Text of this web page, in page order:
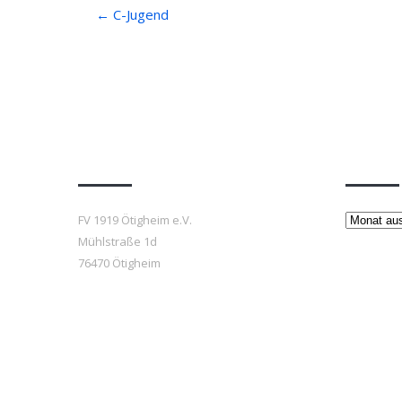
navigation
← C-Jugend
FV 1919 Ötigheim e.V.
Mühlstraße 1d
76470 Ötigheim
Beiträge